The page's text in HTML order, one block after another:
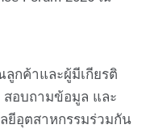
กค้าและผู้มีเกียรติ
สอบถามข้อมูล และ
ยีอุตสาหกรรมร่วมกัน